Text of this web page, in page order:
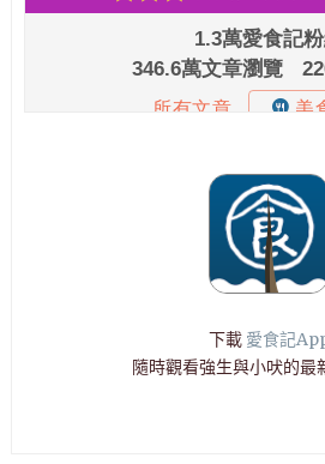
下載 愛食記
隨時觀看強生與小吠的最